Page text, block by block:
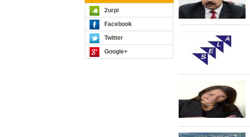
2urpi
Facebook
Twitter
Google+